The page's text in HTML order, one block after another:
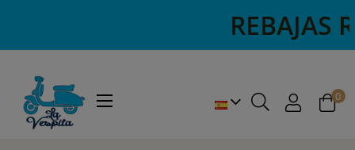
REBAJAS
Navegación
☰ 0